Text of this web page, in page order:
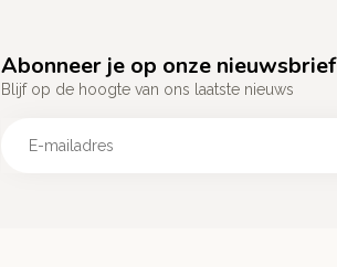
Abonneer je op onze nieuwsbrief
Blijf op de hoogte van ons laatste nieuws